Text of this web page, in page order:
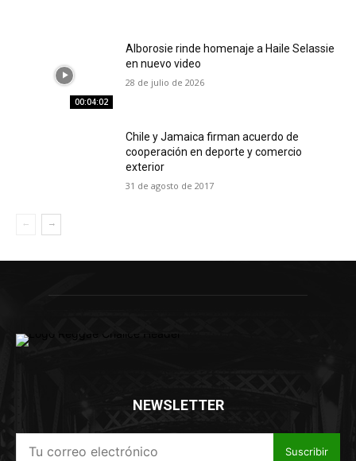
00:04:02
Alborosie rinde homenaje a Haile Selassie
en nuevo video
28 de julio de 2026
Chile y Jamaica firman acuerdo de
cooperación en deporte y comercio
exterior
31 de agosto de 2017
NEWSLETTER
Suscribir